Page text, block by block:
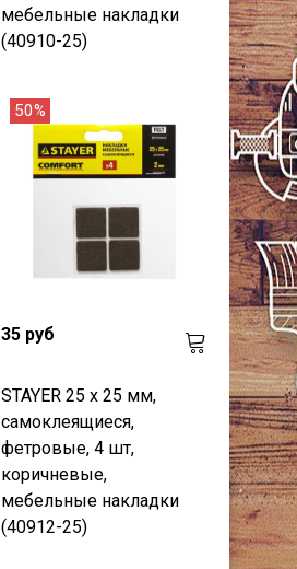
мебельные накладки
(40910-25)
50%
35 руб
STAYER 25 х 25 мм,
самоклеящиеся,
фетровые, 4 шт,
коричневые,
мебельные накладки
(40912-25)